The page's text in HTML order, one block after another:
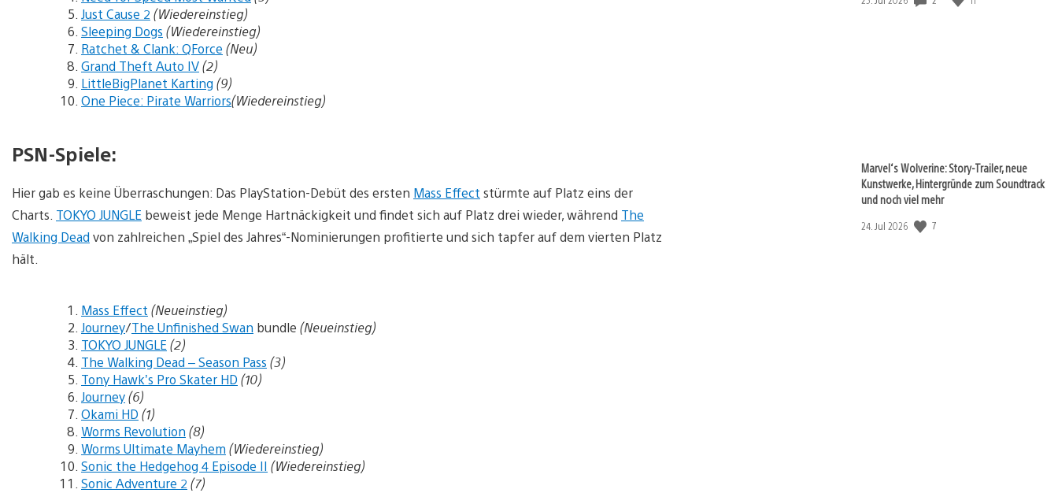
Just Cause 2 (Wiedereinstieg)
Sleeping Dogs (Wiedereinstieg)
Ratchet & Clank: QForce (Neu)
Grand Theft Auto IV(2)
LittleBigPlanet Karting (9)
One Piece: Pirate Warriors(Wiedereinstieg)
PSN-Spiele:
Hier gab es keine Überraschungen: Das PlayStation-Debüt des ersten Mass Effect stürmte auf Platz eins der
Charts. TOKYO JUNGLE beweist jede Menge Hartnäckigkeit und findet sich auf Platz drei wieder, während The
Walking Dead von zahlreichen „Spiel des Jahres“-Nominierungen profitierte und sich tapfer auf dem vierten Platz
hält.
Mass Effect (Neueinstieg)
Journey/The Unfinished Swan bundle (Neueinstieg)
TOKYO JUNGLE(2)
The Walking Dead – Season Pass (3)
Tony Hawk’s Pro Skater HD (10)
Journey(6)
Okami HD (1)
Worms Revolution (8)
Worms Ultimate Mayhem (Wiedereinstieg)
Sonic the Hedgehog 4 Episode II (Wiedereinstieg)
Sonic Adventure 2 (7)
Marvel‘s Wolverine: Story-Trailer, neue
Kunstwerke, Hintergründe zum Soundtrack
und noch viel mehr
Veröffentlichungsdatum:
24. Jul 2026 7